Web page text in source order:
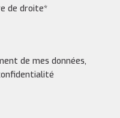
de droite*
de mes données,